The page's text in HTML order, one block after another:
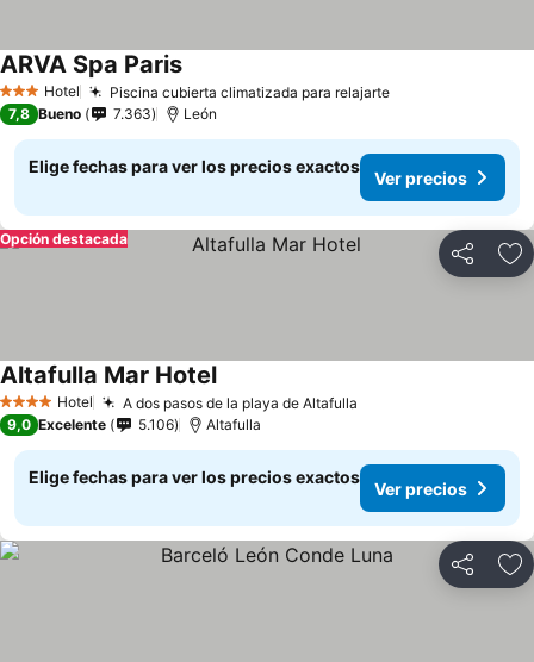
3 Estrellas
Hotel Piscina cubierta climatizada para relajarte
ARVA Spa Paris
7,8 Bueno 7.363 León
Elige fechas para ver los precios exactos
Ver precios
Compartir
Opción destacada
4 EstrellasHotel A dos pasos de la playa de Altafulla
Altafulla Mar Hotel
9,0 Excelente 5.106 Altafulla
Elige fechas para ver los precios exactos
Ver precios
Compartir